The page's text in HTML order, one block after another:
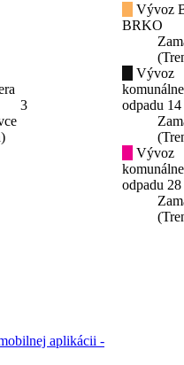
3
Vývoz
BRKO
Vývoz
odpadu
Vývoz
odpadu
aplikácii -